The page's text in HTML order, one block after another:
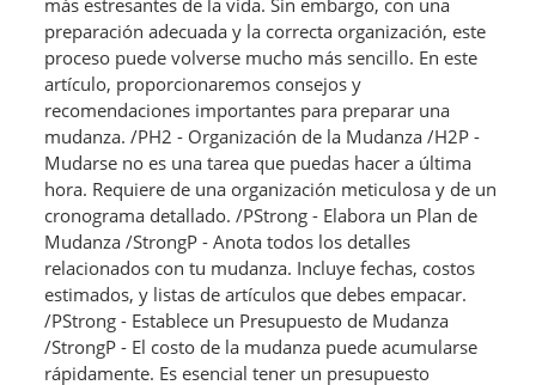
más estresantes de la vida. Sin embargo, con una
preparación adecuada y la correcta organización, este
proceso puede volverse mucho más sencillo. En este
artículo, proporcionaremos consejos y
recomendaciones importantes para preparar una
mudanza. /PH2 - Organización de la Mudanza /H2P -
Mudarse no es una tarea que puedas hacer a última
hora. Requiere de una organización meticulosa y de un
cronograma detallado. /PStrong - Elabora un Plan de
Mudanza /StrongP - Anota todos los detalles
relacionados con tu mudanza. Incluye fechas, costos
estimados, y listas de artículos que debes empacar.
/PStrong - Establece un Presupuesto de Mudanza
/StrongP - El costo de la mudanza puede acumularse
rápidamente. Es esencial tener un presupuesto